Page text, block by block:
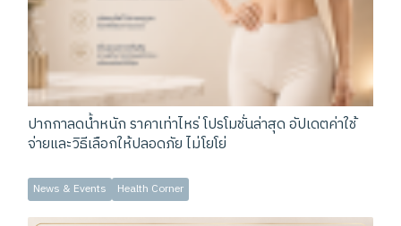
ปากกาลดน้ำหนัก ราคาเท่าไหร่ โปรโมชั่นล่าสุด อัปเดตค่าใช้
จ่ายและวิธีเลือกให้ปลอดภัย ไม่โยโย่
News & Events Health Corner